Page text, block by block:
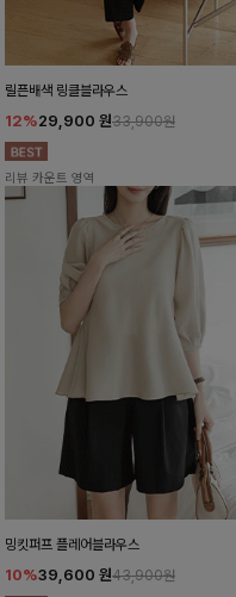
릴픈배색 링클블라우스
12%29,900 원33,900원
리뷰 카운트 영역
밍킷퍼프 플레어블라우스
10%39,600 원43,900원